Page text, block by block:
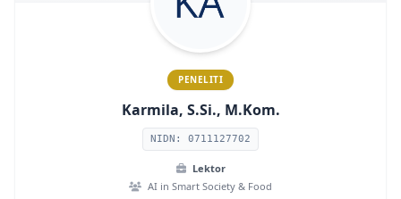
PENELITI
Karmila, S.Si., M.Kom.
NIDN: 0711127702
Lektor
AI in Smart Society & Food